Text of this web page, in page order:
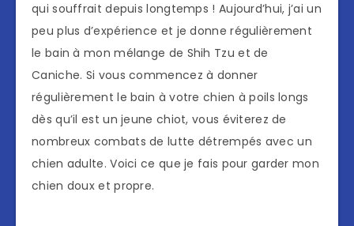
qui souffrait depuis longtemps ! Aujourd’hui, j’ai un
peu plus d’expérience et je donne régulièrement
le bain à mon mélange de Shih Tzu et de
Caniche. Si vous commencez à donner
régulièrement le bain à votre chien à poils longs
dès qu’il est un jeune chiot, vous éviterez de
nombreux combats de lutte détrempés avec un
chien adulte. Voici ce que je fais pour garder mon
chien doux et propre.